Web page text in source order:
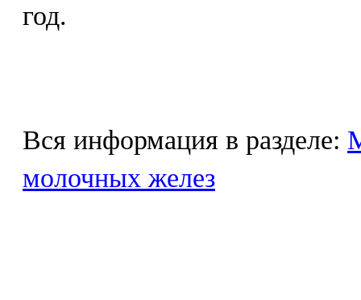
год.
Вся информация в разделе:
молочных желез